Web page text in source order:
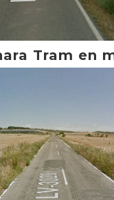
Tram en